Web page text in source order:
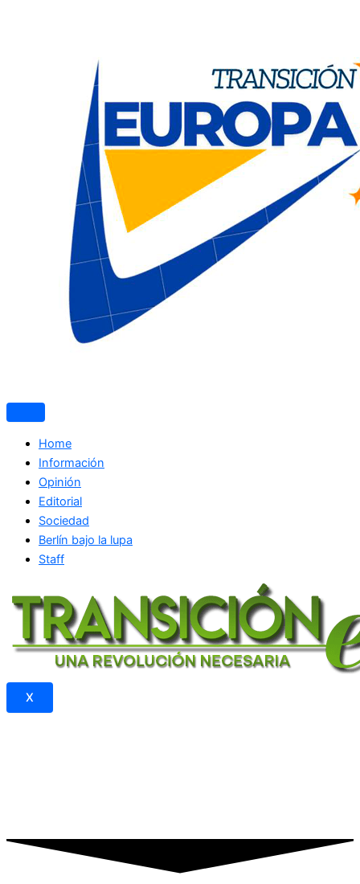
Home
Información
Opinión
Editorial
Sociedad
Berlín bajo la lupa
Staff
X